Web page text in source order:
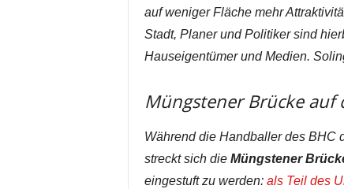
auf weniger Fläche mehr
Stadt, Planer und Politiker sind
Hauseigentümer und Medien.
Müngstener Brücke auf
Während die Handballer des BHC
streckt sich die Müngstener
eingestuft zu werden: als Teil des